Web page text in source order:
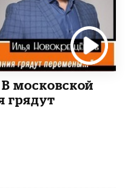
московской
грядут